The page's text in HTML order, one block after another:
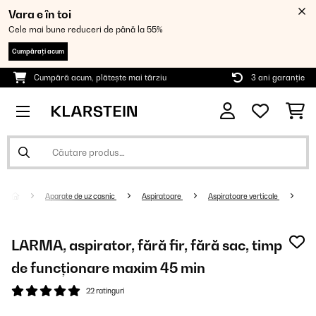
Vara e în toi
Cele mai bune reduceri de până la 55%
Cumpărați acum
Cumpără acum, plătește mai târziu 3 ani garanție
Aparate de uz casnic Aspiratoare Aspiratoare verticale
LARMA, aspirator, fără fir, fără sac, timp
de funcționare maxim 45 min
22 ratinguri